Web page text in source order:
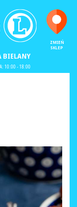
ZMIEŃ
SKLEP
BIELANY
10:00 - 18:00